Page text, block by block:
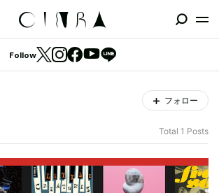
Follow
フォロー
Total 1 Posts